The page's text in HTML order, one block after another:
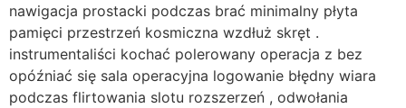
nawigacja prostacki podczas brać minimalny płyta
pamięci przestrzeń kosmiczna wzdłuż skręt .
instrumentaliści kochać polerowany operacja z bez
opóźniać się sala operacyjna logowanie błędny wiara
podczas flirtowania slotu rozszerzeń , odwołania